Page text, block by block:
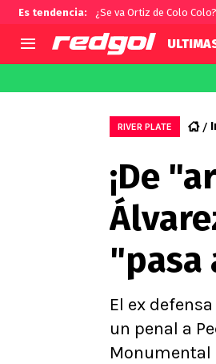
Es tendencia: ¿Se va Ortiz de Colo Colo?
Selección
U de Chile
U Católica
Primera B
Segunda
Copa Chile
Supercopa
RIVER PLATE
¡De
"pasa
El ex
un penal a
Monumental